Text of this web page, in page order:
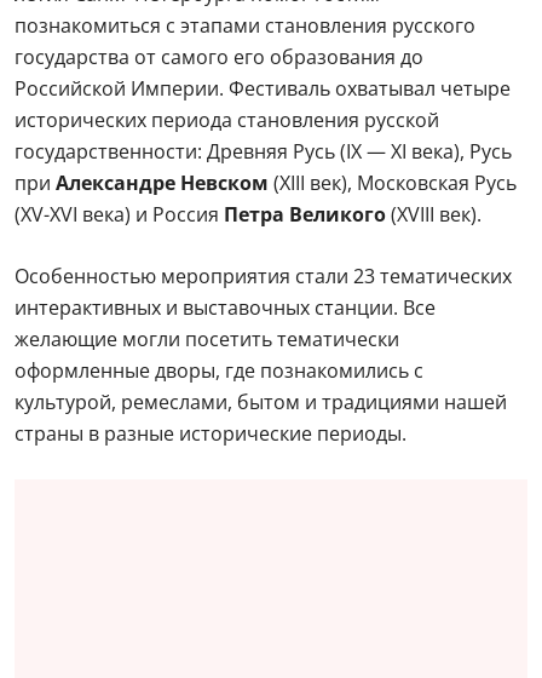
познакомиться с этапами становления русского
государства от самого его образования до
Российской Империи. Фестиваль охватывал четыре
исторических периода становления русской
государственности: Древняя Русь (IX — XI века), Русь
при Александре Невском (XIII век), Московская Русь
(XV-XVI века) и Россия Петра Великого(XVIII век).
Особенностью мероприятия стали 23 тематических
интерактивных и выставочных станции. Все
желающие могли посетить тематически
оформленные дворы, где познакомились с
культурой, ремеслами, бытом и традициями нашей
страны в разные исторические периоды.